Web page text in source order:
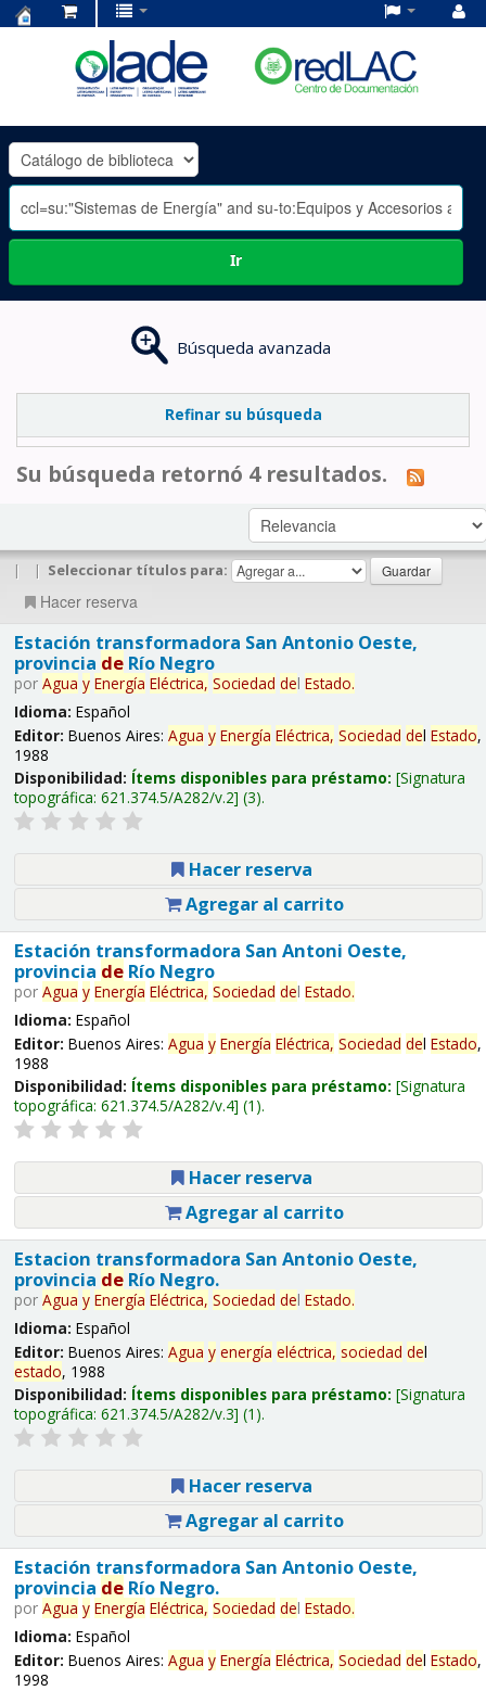
OLADE
-
Ir
Búsqueda avanzada
Refinar su búsqueda
Su búsqueda retornó 4 resultados.
| | Seleccionar títulos para:
Hacer reserva
Estación transformadora San Antonio Oeste,
provincia deRío Negro
por Agua y Energía Eléctrica, Sociedad del Estado.
Idioma: Español
Editor: Buenos Aires: Agua y Energía Eléctrica, Sociedad del Estado,
1988
Disponibilidad: Ítems disponibles para préstamo: Signatura
topográfica: 621.374.5/A282/v.2 (3).
Hacer reserva
Agregar al carrito
Estación transformadora San Antoni Oeste,
provincia deRío Negro
por Agua y Energía Eléctrica, Sociedad del Estado.
Idioma: Español
Editor: Buenos Aires: Agua y Energía Eléctrica, Sociedad del Estado,
1988
Disponibilidad: Ítems disponibles para préstamo: Signatura
topográfica: 621.374.5/A282/v.4 (1).
Hacer reserva
Agregar al carrito
Estacion transformadora San Antonio Oeste,
provincia deRío Negro.
por Agua y Energía Eléctrica, Sociedad del Estado.
Idioma: Español
Editor: Buenos Aires: Agua y energía eléctrica, sociedad del
estado, 1988
Disponibilidad: Ítems disponibles para préstamo: Signatura
topográfica: 621.374.5/A282/v.3 (1).
Hacer reserva
Agregar al carrito
Estación transformadora San Antonio Oeste,
provincia deRío Negro.
por Agua y Energía Eléctrica, Sociedad del Estado.
Idioma: Español
Editor: Buenos Aires: Agua y Energía Eléctrica, Sociedad del Estado,
1998